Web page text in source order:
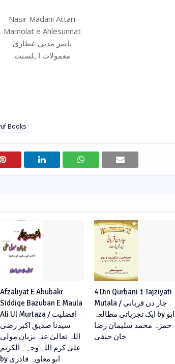
Nasir Madani Attari
Mamolat e Ahlesunnat
ناصر مدنی عطاری
معمولات اہلسنت
Books
Afzaliyat E Abubakr
Siddiqe Bazuban E Maula
Ali Ul Murtaza / افضلیت
سیدنا صدیق اکبر رضی
اللہ تعالیٰ عنہ بزبان مولی
علی کرم اللہ وجہہ الکریم
by ابو معاویہ قادری
4 Din Qurbani 1 Tajziyati
Mutala / چار دن قربانی
ایک تجزیاتی مطالعہ by ابو
حمزہ محمد سلیمان رضا
خان حنفی